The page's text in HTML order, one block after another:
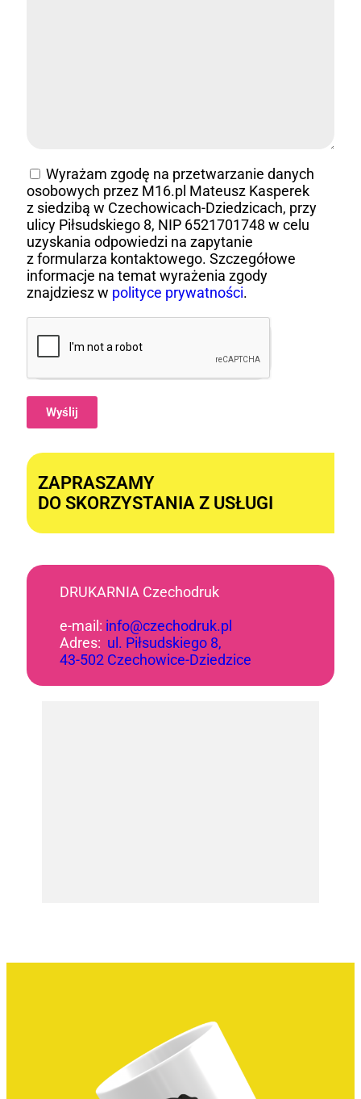
Wyrażam zgodę na przetwarzanie danych
osobowych przez M16.pl Mateusz Kasperek
z siedzibą w Czechowicach-Dziedzicach, przy
ulicy Piłsudskiego 8, NIP 6521701748 w celu
uzyskania odpowiedzi na zapytanie
z formularza kontaktowego. Szczegółowe
informacje na temat wyrażenia zgody
znajdziesz w polityce prywatności.
Wyślij
ZAPRASZAMY
DO SKORZYSTANIA Z USŁUGI
DRUKARNIA Czechodruk
e-mail: info@czechodruk.pl
Adres: ul. Piłsudskiego 8,
43-502 Czechowice-Dziedzice